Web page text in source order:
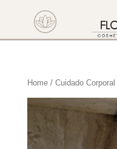
Home/ Cuidado Corporal